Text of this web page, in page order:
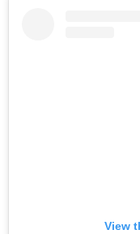
View